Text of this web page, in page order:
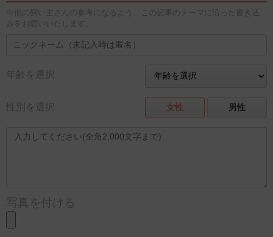
※他の飼い主さんの参考になるよう、この記事のテーマに沿った書き込
みをお願いいたします。
年齢を選択
性別を選択 女性 男性
写真を付ける